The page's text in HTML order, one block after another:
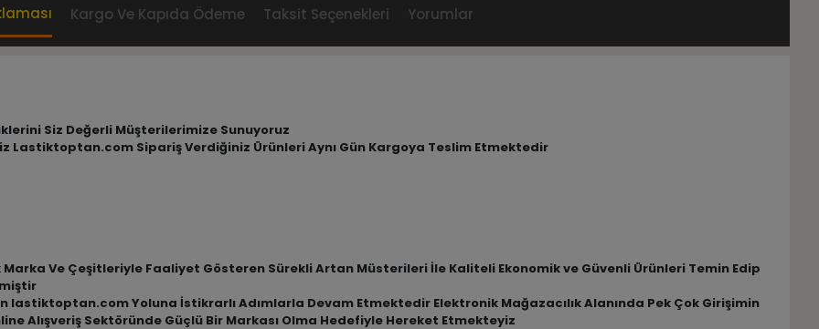
Kargo Ve Kapıda Ödeme Taksit Seçenekleri Yorumlar
Siz Değerli Müşterilerimize Sunuyoruz
Lastiktoptan.com Sipariş Verdiğiniz Ürünleri Aynı Gün Kargoya Teslim Etmektedir
Ve Çeşitleriyle Faaliyet Gösteren Sürekli Artan Müsterileri İle Kaliteli Ekonomik ve Güvenli Ürünleri Temin Edip
lastiktoptan.com Yoluna İstikrarlı Adımlarla Devam Etmektedir Elektronik Mağazacılık Alanında Pek Çok Girişimin
Alışveriş Sektöründe Güçlü Bir Markası Olma Hedefiyle Hereket Etmekteyiz